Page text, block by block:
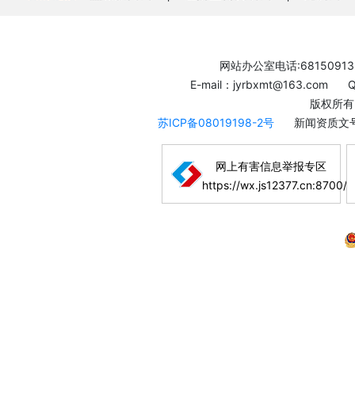
网站办公室电话:68150913
E-mail：jyrbxmt@163.com
版权所
苏ICP备08019198-2号
新闻资质
网上有害信息举报专区
https://wx.js12377.cn:8700/